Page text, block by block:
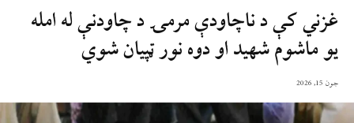
غزني کې د ناچاودې مرمۍ د چاودنې له امله
یو ماشوم شهيد او دوه نور ټپیان شوي
جون 15, 2026